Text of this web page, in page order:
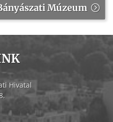
Múzeum
Hivatal